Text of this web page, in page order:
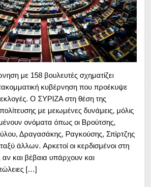
με 158 βουλευτές σχηματίζει
κυβέρνηση που προέκυψε
εκλογές. Ο ΣΥΡΙΖΑ στη θέση της
με μειωμένες δυνάμεις, μόλις
ονόματα όπως οι Βρούτσης,
Δραγασάκης, Ραγκούσης, Σπίρτζης
άλλων. Aρκετοί οι κερδισμένοι στη
και βέβαια υπάρχουν και
[…]